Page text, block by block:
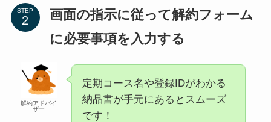
STEP
画面の指示に従って解約フォーム
に必要事項を入力する
解約アドバイ
ザー
定期コース名や登録IDがわかる
納品書が手元にあるとスムーズ
です！